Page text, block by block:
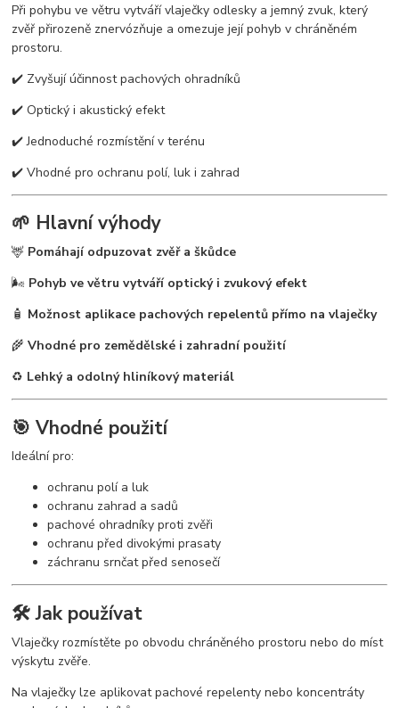
Při pohybu ve větru vytváří vlaječky odlesky a jemný zvuk, který
zvěř přirozeně znervózňuje a omezuje její pohyb v chráněném
prostoru.
✔️ Zvyšují účinnost pachových ohradníků
✔️ Optický i akustický efekt
✔️ Jednoduché rozmístění v terénu
✔️ Vhodné pro ochranu polí, luk i zahrad
🌱 Hlavní výhody
🦌 Pomáhají odpuzovat zvěř a škůdce
🌬️ Pohyb ve větru vytváří optický i zvukový efekt
🧴 Možnost aplikace pachových repelentů přímo na vlaječky
🌾Vhodné pro zemědělské i zahradní použití
♻️ Lehký a odolný hliníkový materiál
🎯 Vhodné použití
Ideální pro:
ochranu polí a luk
ochranu zahrad a sadů
pachové ohradníky proti zvěři
ochranu před divokými prasaty
záchranu srnčat před senosečí
🛠 Jak používat
Vlaječky rozmístěte po obvodu chráněného prostoru nebo do míst
výskytu zvěře.
Na vlaječky lze aplikovat pachové repelenty nebo koncentráty